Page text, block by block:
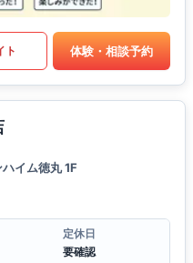
ト 体験・相談予約
イム徳丸 1F
定休日
要確認